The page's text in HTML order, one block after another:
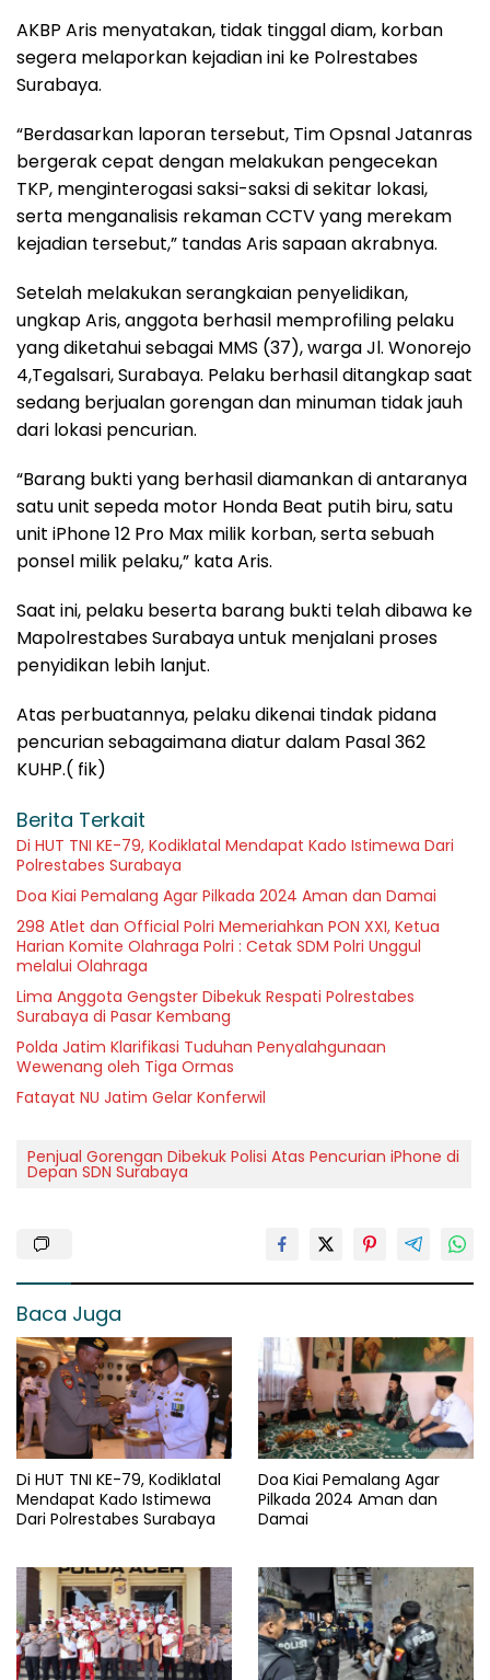
AKBP Aris menyatakan, tidak tinggal diam, korban
segera melaporkan kejadian ini ke Polrestabes
Surabaya.
“Berdasarkan laporan tersebut, Tim Opsnal Jatanras
bergerak cepat dengan melakukan pengecekan
TKP, menginterogasi saksi-saksi di sekitar lokasi,
serta menganalisis rekaman CCTV yang merekam
kejadian tersebut,” tandas Aris sapaan akrabnya.
Setelah melakukan serangkaian penyelidikan,
ungkap Aris, anggota berhasil memprofiling pelaku
yang diketahui sebagai MMS (37), warga Jl. Wonorejo
4,Tegalsari, Surabaya. Pelaku berhasil ditangkap saat
sedang berjualan gorengan dan minuman tidak jauh
dari lokasi pencurian.
“Barang bukti yang berhasil diamankan di antaranya
satu unit sepeda motor Honda Beat putih biru, satu
unit iPhone 12 Pro Max milik korban, serta sebuah
ponsel milik pelaku,” kata Aris.
Saat ini, pelaku beserta barang bukti telah dibawa ke
Mapolrestabes Surabaya untuk menjalani proses
penyidikan lebih lanjut.
Atas perbuatannya, pelaku dikenai tindak pidana
pencurian sebagaimana diatur dalam Pasal 362
KUHP.( fik)
Berita Terkait
Di HUT TNI KE-79, Kodiklatal Mendapat Kado Istimewa Dari
Polrestabes Surabaya
Doa Kiai Pemalang Agar Pilkada 2024 Aman dan Damai
298 Atlet dan Official Polri Memeriahkan PON XXI, Ketua
Harian Komite Olahraga Polri : Cetak SDM Polri Unggul
melalui Olahraga
Lima Anggota Gengster Dibekuk Respati Polrestabes
Surabaya di Pasar Kembang
Polda Jatim Klarifikasi Tuduhan Penyalahgunaan
Wewenang oleh Tiga Ormas
Fatayat NU Jatim Gelar Konferwil
Penjual Gorengan Dibekuk Polisi Atas Pencurian iPhone di
Depan SDN Surabaya
Baca Juga
Di HUT TNI KE-79, Kodiklatal
Mendapat Kado Istimewa
Dari Polrestabes Surabaya
Doa Kiai Pemalang Agar
Pilkada 2024 Aman dan
Damai